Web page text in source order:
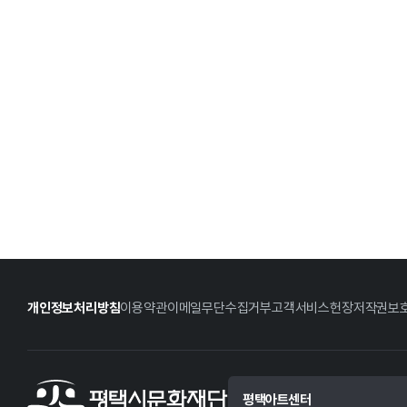
개인정보처리방침이용약관이메일무단수집거부고객서비스헌장저작권보
평택아트센터